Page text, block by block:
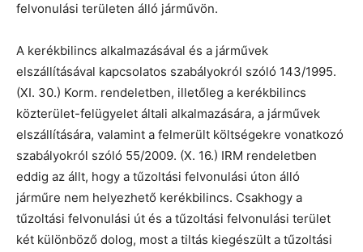
felvonulási területen álló járművön.
A kerékbilincs alkalmazásával és a járművek
elszállításával kapcsolatos szabályokról szóló 143/1995.
(XI. 30.) Korm. rendeletben, illetőleg a kerékbilincs
közterület-felügyelet általi alkalmazására, a járművek
elszállítására, valamint a felmerült költségekre vonatkozó
szabályokról szóló 55/2009. (X. 16.) IRM rendeletben
eddig az állt, hogy a tűzoltási felvonulási úton álló
járműre nem helyezhető kerékbilincs. Csakhogy a
tűzoltási felvonulási út és a tűzoltási felvonulási terület
két különböző dolog, most a tiltás kiegészült a tűzoltási